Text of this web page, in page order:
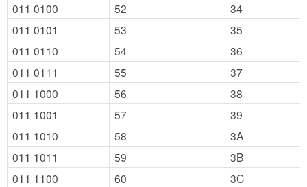
011 0100
52
34
011 0101
53
35
011 0110
54
36
011 0111
55
37
011 1000
56
38
011 1001
57
39
011 1010
58
3A
011 1011
59
3B
011 1100
60
3C